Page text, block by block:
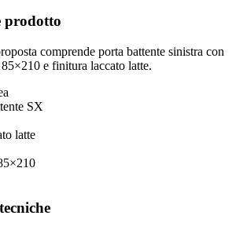
prodotto
comprende porta battente sinistra con
e finitura laccato latte.
SX
latte